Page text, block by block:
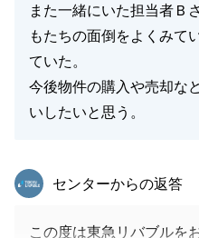
また一緒にいた担当者Ｂ
もたちの面倒をよくみて
ていた。
今後物件の購入や売却な
いしたいと思う。
東急リバブル
センターからの返答
この度は東急リバブルを